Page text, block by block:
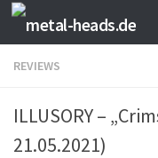
Zum Inhalt springen
REVIEWS
ILLUSORY –
21.05.2021)